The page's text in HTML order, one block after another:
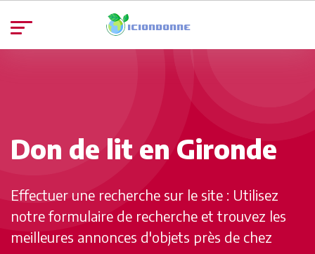
Don de lit en Gironde
Effectuer une recherche sur le site : Utilisez
notre formulaire de recherche et trouvez les
meilleures annonces d'objets près de chez